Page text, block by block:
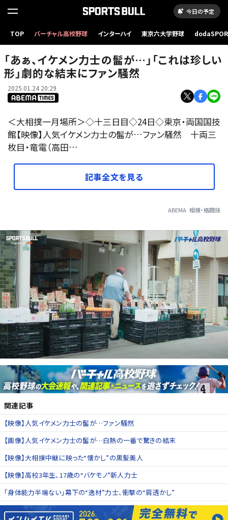
今日の予定
TOP バーチャル高校野球 インターハイ 東京六大学野球
「あぁ、イケメン力士の髷が…」「これは珍しい形」劇的な結末にファン騒然
「あぁ、イケメン力士の髷が…」「これは珍しい
形」劇的な結末にファン騒然
2025.01.24 20:29
＜大相撲一月場所＞◇十三日目◇24日◇東京・両国国技
館【映像】人気イケメン力士の髷が…ファン騒然 十両三
枚目・竜電（高田…
記事全文を見る
ABEMA 相撲・格闘技
関連記事
【映像】人気イケメン力士の髷が…ファン騒然
【画像】人気イケメン力士の髷が…白熱の一番で驚きの結末
【映像】大相撲中継に映った“懐かし”の黒髪美人
【映像】高校3年生、17歳の“バケモノ”新人力士
「身体能力半端ない」幕下の“逸材”力士、衝撃の“肩透かし”